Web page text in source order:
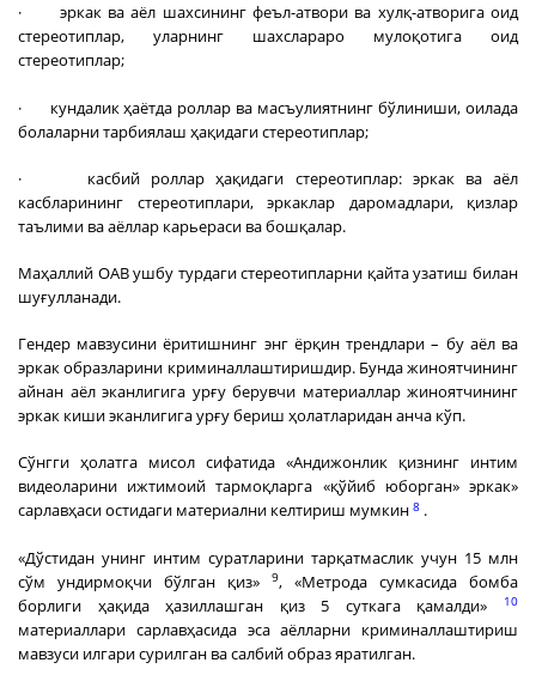
· эркак ва аёл шахсининг феъл-атвори ва хулқ-атворига оид
стереотиплар, уларнинг шахслараро мулоқотига оид
стереотиплар;
· кундалик ҳаётда роллар ва масъулиятнинг бўлиниши, оилада
болаларни тарбиялаш ҳақидаги стереотиплар;
· касбий роллар ҳақидаги стереотиплар: эркак ва аёл
касбларининг стереотиплари, эркаклар даромадлари, қизлар
таълими ва аёллар карьераси ва бошқалар.
Маҳаллий ОАВ ушбу турдаги стереотипларни қайта узатиш билан
шуғулланади.
Гендер мавзусини ёритишнинг энг ёрқин трендлари – бу аёл ва
эркак образларини криминаллаштиришдир. Бунда жиноятчининг
айнан аёл эканлигига урғу берувчи материаллар жиноятчининг
эркак киши эканлигига урғу бериш ҳолатларидан анча кўп.
Сўнгги ҳолатга мисол сифатида «Андижонлик қизнинг интим
видеоларини ижтимоий тармоқларга «қўйиб юборган» эркак»
сарлавҳаси остидаги материални келтириш мумкин 8 .
«Дўстидан унинг интим суратларини тарқатмаслик учун 15 млн
сўм ундирмоқчи бўлган қиз»
9, «Метрода сумкасида бомба
борлиги ҳақида ҳазиллашган қиз 5 суткага қамалди»
10
материаллари сарлавҳасида эса аёлларни криминаллаштириш
мавзуси илгари сурилган ва салбий образ яратилган.